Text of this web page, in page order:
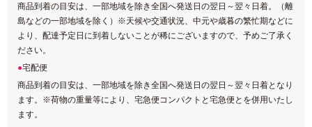
商品到着の目安は、一部地域を除き全国へ発送日の翌日～翌々日着。（離
島などの一部地域を除く）※天候や交通状況、中元や歳暮の繁忙期などに
より、配達予定日に到着しないことが稀にございますので、予めご了承く
ださい。
宅配便
商品到着の目安は、一部地域を除き全国へ発送日の翌日～翌々日着となり
ます。※荷物の重量等により、宅急便コンパクトと宅急便とを併用いたし
ます。